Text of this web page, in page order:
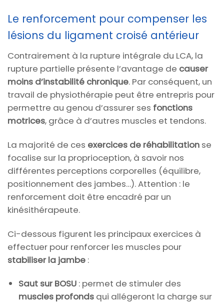
Le renforcement pour compenser les
lésions du ligament croisé antérieur
Contrairement à la rupture intégrale du LCA, la
rupture partielle présente l’avantage de causer
moins d’instabilité chronique. Par conséquent, un
travail de physiothérapie peut être entrepris pour
permettre au genou d’assurer ses fonctions
motrices, grâce à d’autres muscles et tendons.
La majorité de ces exercices de réhabilitation se
focalise sur la proprioception, à savoir nos
différentes perceptions corporelles (équilibre,
positionnement des jambes…). Attention : le
renforcement doit être encadré par un
kinésithérapeute.
Ci-dessous figurent les principaux exercices à
effectuer pour renforcer les muscles pour
stabiliser la jambe :
Saut sur BOSU: permet de stimuler des
muscles profondsqui allégeront la charge sur